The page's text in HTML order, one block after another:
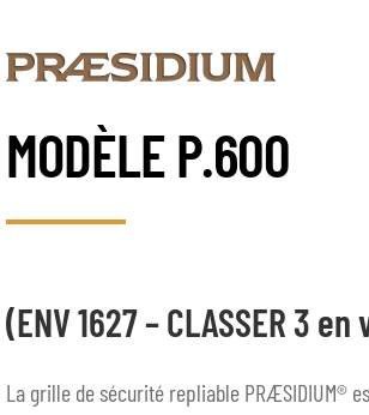
MODÈLE P.600
(ENV 1627 – CLASSER 3
La grille de sécurité repliable PRÆSIDIUM®